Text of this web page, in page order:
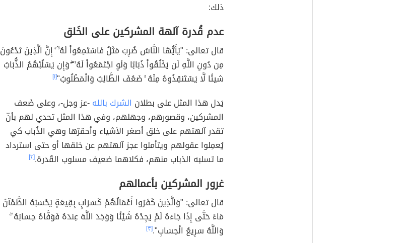
ذلك:
عدم قُدرة آلهة المشركين على الخَلق
قال تعالى: "يَأَيُّهَا النَّاسُ ضُرِبَ مَثَلٌ فَاسْتَمِعُواْ لَهُۥٓ ۚ إِنَّ الَّذِينَ تَدْعُونَ
مِن دُونِ اللَّهِ لَن يَخْلُقُواْ ذُبَابًا وَلَوِ اجْتَمَعُواْ لَهُۥ ۖ وَإِن يَسْلُبْهُمُ الذُّبَابُ
شيئًا لَّا يَسْتَنقِذُوهُ مِنْهُ ۚ ضَعُفَ الطَّالِبُ وَالْمَطْلُوبُ"[١]
يَدل هذا المثل على بطلان الشرك بالله-عز وجل-، وعلى ضَعف
المشركين، وقصورهم، وجهلهم، وفي هذا المثل تحدي لهم بأنّ
تقدر آلهتهم على خلق أصغر الأشياء وأحقرّها وهي الذُباب كي
يُعمِلوا عقولهم ويتأملوا عجز آلهتهم عن خلقها أو حتى استرداد
ما تسلبه الذباب منهم، فكلاهما ضعيف مسلوب القُدرة.[٢]
غرور المشركين بأعمالهم
قال تعالى: "وَالَّذِينَ كَفَرُوا أَعْمَالُهُمْ كَسَرَابٍ بِقِيعَةٍ يَحْسَبُهُ الظَّمْآنُ
مَاءً حَتَّى إِذَا جَاءَهُ لَمْ يَجِدْهُ شَيْئًا وَوَجَدَ اللَّهَ عِندَهُ فَوَفَّاهُ حِسَابَهُ ۗ
وَاللَّهُ سَرِيعُ الْحِسَابِ".[٣]